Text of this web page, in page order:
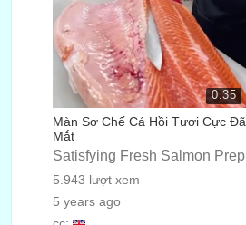
0:35
Màn Sơ Chế Cá Hồi Tươi Cực Đã
Mắt
Satisfying Fresh Salmon Prep
5.943 lượt xem
5 years ago